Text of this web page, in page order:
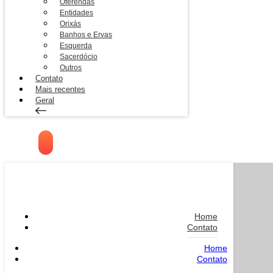
Oferendas
Entidades
Orixás
Banhos e Ervas
Esquerda
Sacerdócio
Outros
Contato
Mais recentes
Geral
Home
Contato
Home
Contato